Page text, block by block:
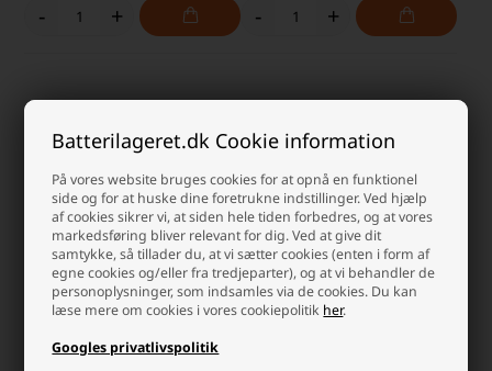
Batterilageret.dk Cookie information
På vores website bruges cookies for at opnå en funktionel
side og for at huske dine foretrukne indstillinger. Ved hjælp
af cookies sikrer vi, at siden hele tiden forbedres, og at vores
markedsføring bliver relevant for dig. Ved at give dit
samtykke, så tillader du, at vi sætter cookies (enten i form af
egne cookies og/eller fra tredjeparter), og at vi behandler de
personoplysninger, som indsamles via de cookies. Du kan
læse mere om cookies i vores cookiepolitik her.
Googles privatlivspolitik
- + - +
Maxell Urbatteri
390/SR55/SR1130W 1,55V
Laveste stykpris: 19,50 DKK
Maxell Urbatteri
362/SR58/SR721SW 1,55V